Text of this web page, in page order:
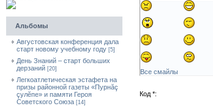
Альбомы
Августовская конференция дала
старт новому учебному году [5]
День Знаний – старт больших
дерзаний [20]
Легкоатлетическая эстафета на
призы районной газеты «Пурнăç
çулĕпе» и памяти Героя
Советского Союза [14]
Все смайлы
Код *: